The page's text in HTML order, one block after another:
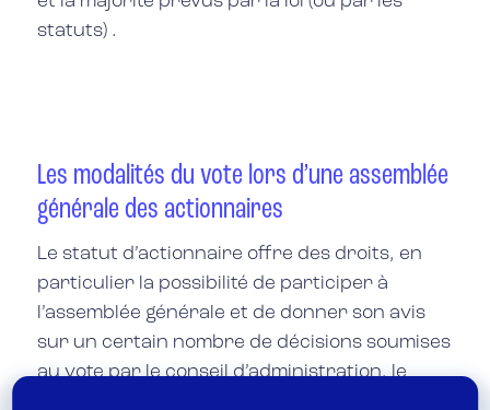
statuts) .
Les modalités du vote lors d’une assemblée
générale des actionnaires
Le statut d’actionnaire offre des droits, en
particulier la possibilité de participer à
l’assemblée générale et de donner son avis
sur un certain nombre de décisions soumises
au vote par le conseil d’administration, le